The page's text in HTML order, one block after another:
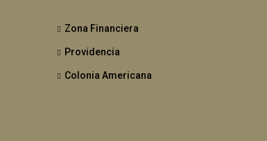
Zona Financiera
Providencia
Colonia Americana